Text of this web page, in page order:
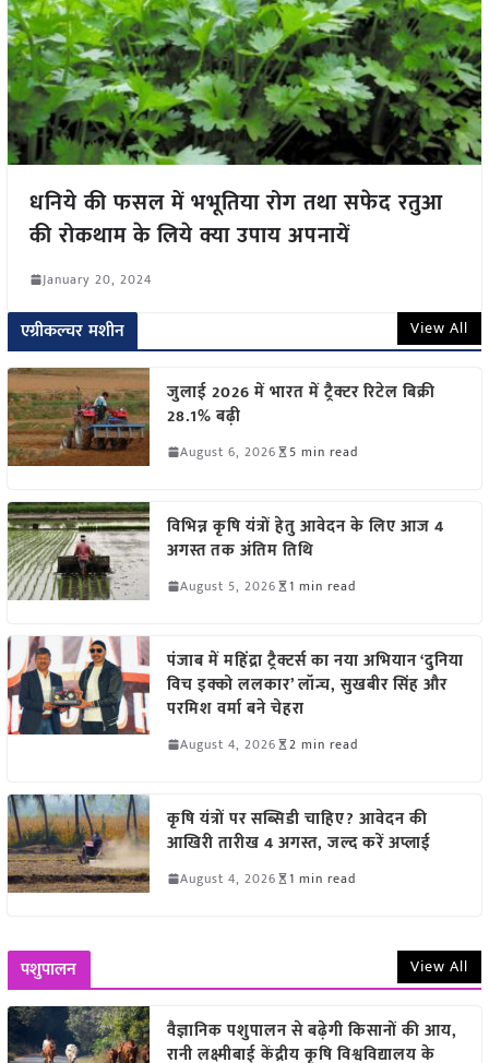
धनिये की फसल में भभूतिया रोग तथा सफेद रतुआ
की रोकथाम के लिये क्या उपाय अपनायें
January 20, 2024
एग्रीकल्चर मशीन View All
जुलाई 2026 में भारत में ट्रैक्टर रिटेल बिक्री
28.1% बढ़ी
August 6, 2026 5 min read
विभिन्न कृषि यंत्रों हेतु आवेदन के लिए आज 4
अगस्त तक अंतिम तिथि
August 5, 2026 1 min read
पंजाब में महिंद्रा ट्रैक्टर्स का नया अभियान ‘दुनिया
विच इक्को ललकार’ लॉन्च, सुखबीर सिंह और
परमिश वर्मा बने चेहरा
August 4, 2026 2 min read
कृषि यंत्रों पर सब्सिडी चाहिए? आवेदन की
आखिरी तारीख 4 अगस्त, जल्द करें अप्लाई
August 4, 2026 1 min read
पशुपालन View All
वैज्ञानिक पशुपालन से बढ़ेगी किसानों की आय,
रानी लक्ष्मीबाई केंद्रीय कृषि विश्वविद्यालय के